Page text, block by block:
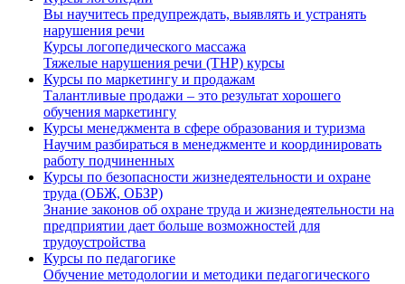
Вы научитесь предупреждать, выявлять и устранять
нарушения речи
Курсы логопедического массажа
Тяжелые нарушения речи (ТНР) курсы
Курсы по маркетингу и продажам
Талантливые продажи – это результат хорошего
обучения маркетингу
Курсы менеджмента в сфере образования и туризма
Научим разбираться в менеджменте и координировать
работу подчиненных
Курсы по безопасности жизнедеятельности и охране
труда (ОБЖ, ОБЗР)
Знание законов об охране труда и жизнедеятельности на
предприятии дает больше возможностей для
трудоустройства
Курсы по педагогике
Обучение методологии и методики педагогического